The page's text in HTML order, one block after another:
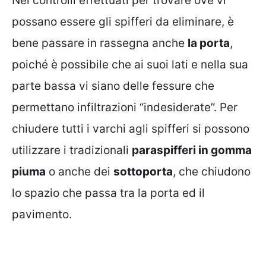
possano essere gli spifferi da eliminare, è
bene passare in rassegna anche la porta,
poiché è possibile che ai suoi lati e nella sua
parte bassa vi siano delle fessure che
permettano infiltrazioni “indesiderate”. Per
chiudere tutti i varchi agli spifferi si possono
utilizzare i tradizionali paraspifferi in gomma
piuma o anche dei sottoporta, che chiudono
lo spazio che passa tra la porta ed il
pavimento.